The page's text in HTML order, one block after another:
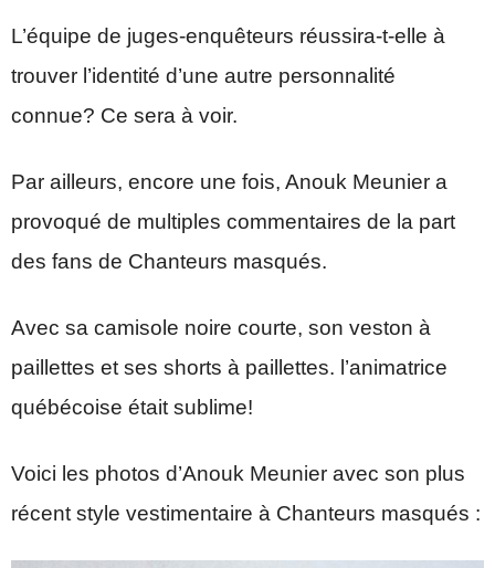
L’équipe de juges-enquêteurs réussira-t-elle à
trouver l’identité d’une autre personnalité
connue? Ce sera à voir.
Par ailleurs, encore une fois, Anouk Meunier a
provoqué de multiples commentaires de la part
des fans de Chanteurs masqués.
Avec sa camisole noire courte, son veston à
paillettes et ses shorts à paillettes. l’animatrice
québécoise était sublime!
Voici les photos d’Anouk Meunier avec son plus
récent style vestimentaire à Chanteurs masqués :